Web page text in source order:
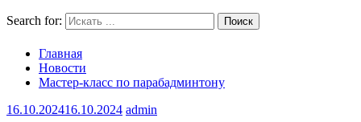
Search for:
Главная
Новости
Мастер-класс по парабадминтону
16.10.202416.10.2024 admin